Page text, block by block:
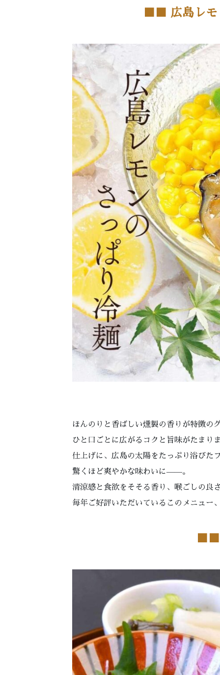
■ 広島レ
ほんのりと香ばしい燻製の香りが特徴の
ひと口ごとに広がるコクと旨味がたまり
仕上げに、広島の太陽をたっぷり浴びた
驚くほど爽やかな味わいに——。
清涼感と食欲をそそる香り、喉ごしの良
毎年ご好評いただいているこのメニュー